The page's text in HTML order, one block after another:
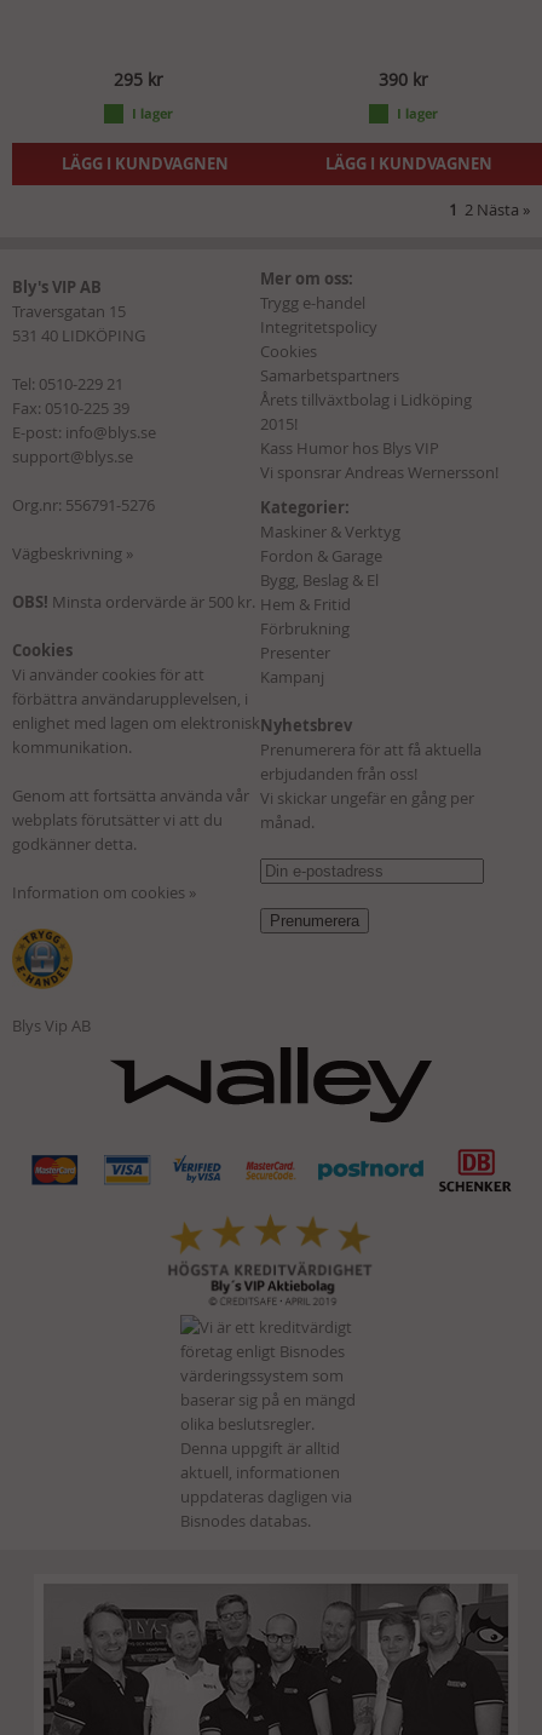
295 kr
LÄGG I KUNDVAGNEN
390 kr
LÄGG I KUNDVAGNEN
1 2 Nästa »
Bly's VIP AB
Traversgatan 15
531 40 LIDKÖPING
Tel: 0510-229 21
Fax: 0510-225 39
E-post: info@blys.se
support@blys.se
Org.nr: 556791-5276
Vägbeskrivning »
OBS! Minsta ordervärde är 500 kr.
Cookies
Vi använder cookies för att
förbättra användarupplevelsen, i
enlighet med lagen om elektronisk
kommunikation.
Genom att fortsätta använda vår
webplats förutsätter vi att du
godkänner detta.
Information om cookies »
Mer om oss:
Trygg e-handel
Integritetspolicy
Cookies
Samarbetspartners
Årets tillväxtbolag i Lidköping
2015!
Kass Humor hos Blys VIP
Vi sponsrar Andreas Wernersson!
Kategorier:
Maskiner & Verktyg
Fordon & Garage
Bygg, Beslag & El
Hem & Fritid
Förbrukning
Presenter
Kampanj
Nyhetsbrev
Prenumerera för att få aktuella
erbjudanden från oss!
Vi skickar ungefär en gång per
månad.
Blys Vip AB